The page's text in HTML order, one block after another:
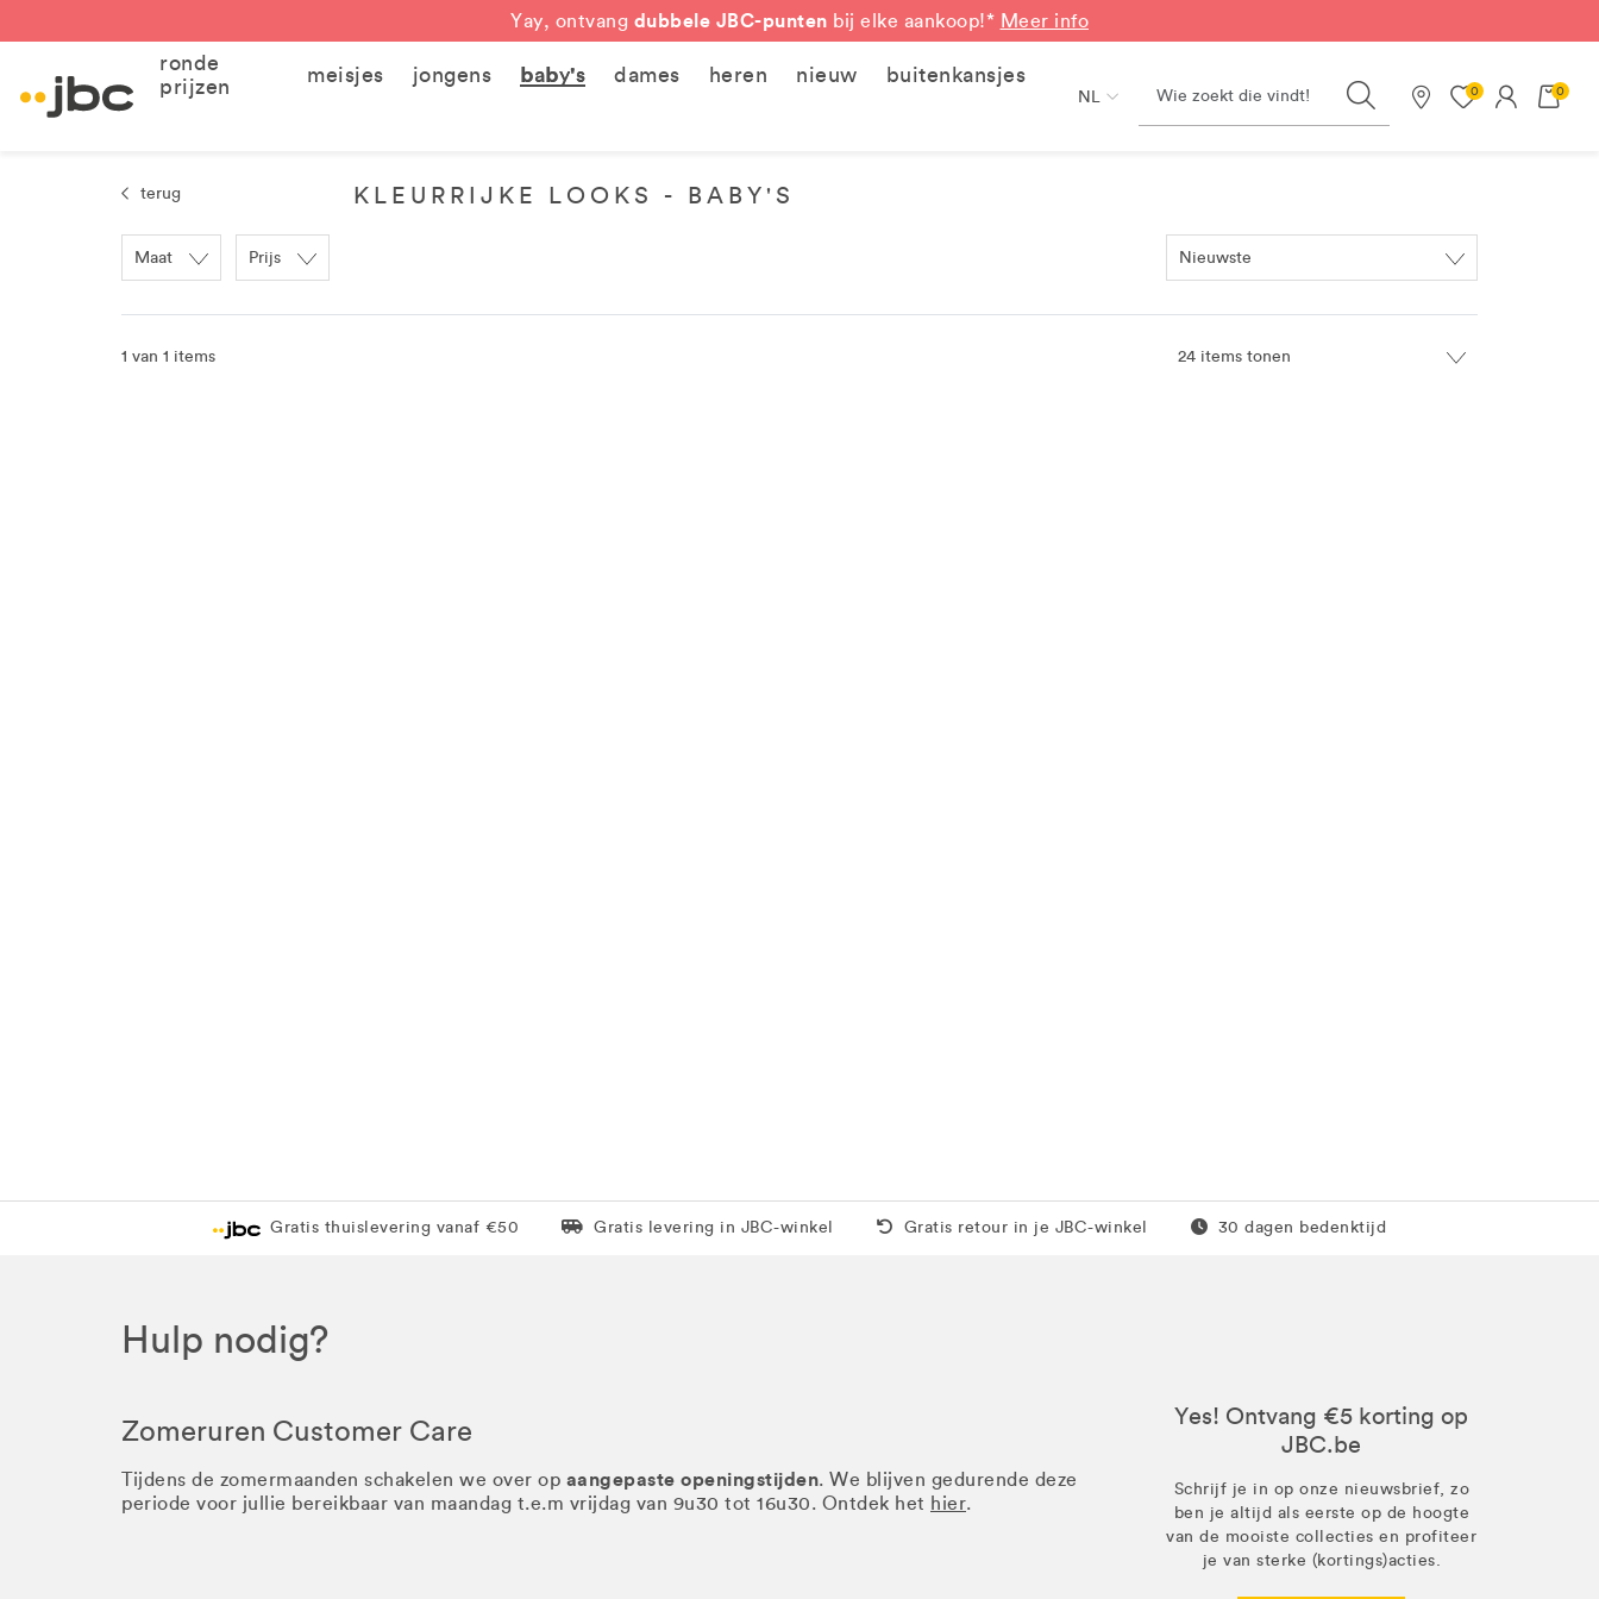
Yay, ontvang dubbele JBC-punten bij elke aankoop!* Meer info
ronde
prijzen
meisjes jongens baby's dames heren nieuw buitenkansjes
NL Search
Onze winkels
0 0
terug KLEURRIJKE LOOKS - BABY'S
Maat Prijs
1 van 1 items
Gratis thuislevering vanaf €50 Levering in 1 pakket
Gratis levering in JBC-winkel Gratis thuis vanaf 50 euro
Gratis retour in je JBC-winkel Gratis retour
30 dagen bedenktijd
Hulp nodig?
Zomeruren Customer Care
Tijdens de zomermaanden schakelen we over op aangepaste openingstijden. We blijven gedurende deze
periode voor jullie bereikbaar van maandag t.e.m vrijdag van 9u30 tot 16u30. Ontdek het hier.
Yes! Ontvang €5 korting op
JBC.be
Schrijf je in op onze nieuwsbrief, zo
ben je altijd als eerste op de hoogte
van de mooiste collecties en profiteer
je van sterke (kortings)acties.